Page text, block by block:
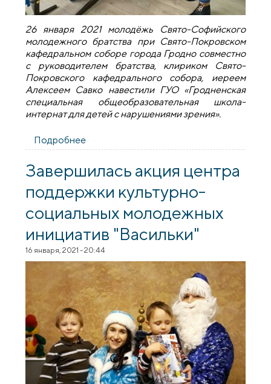
26 января 2021 молодёжь Свято-Софийского
молодежного братства при Свято-Покровском
кафедральном соборе города Гродно совместно
с руководителем братства, клириком Свято-
Покровского кафедрального собора, иереем
Алексеем Савко навестили ГУО «Гродненская
специальная общеобразовательная школа-
интернат для детей с нарушениями зрения».
Подробнее
братства Покровского собора
детей с нарушениями зрения
Завершилась акция центра
поддержки культурно-
социальных молодежных
инициатив "Васильки"
16 января, 2021 - 20:44